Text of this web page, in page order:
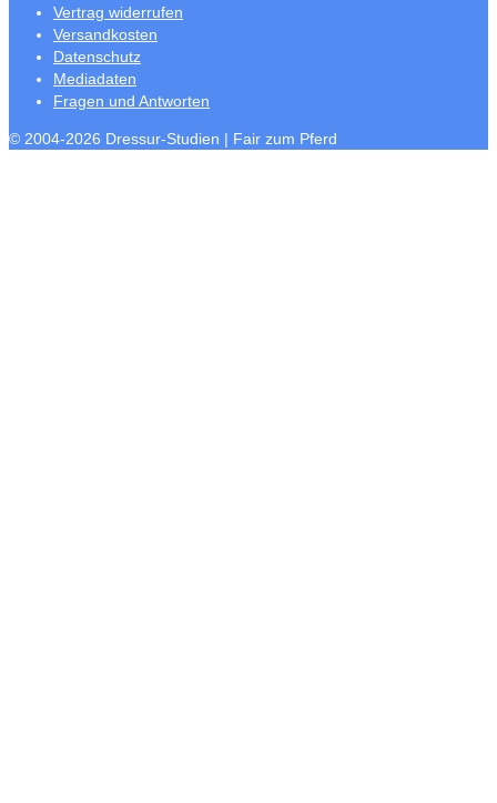
Vertrag widerrufen
Versandkosten
Datenschutz
Mediadaten
Fragen und Antworten
© 2004-2026 Dressur-Studien | Fair zum Pferd